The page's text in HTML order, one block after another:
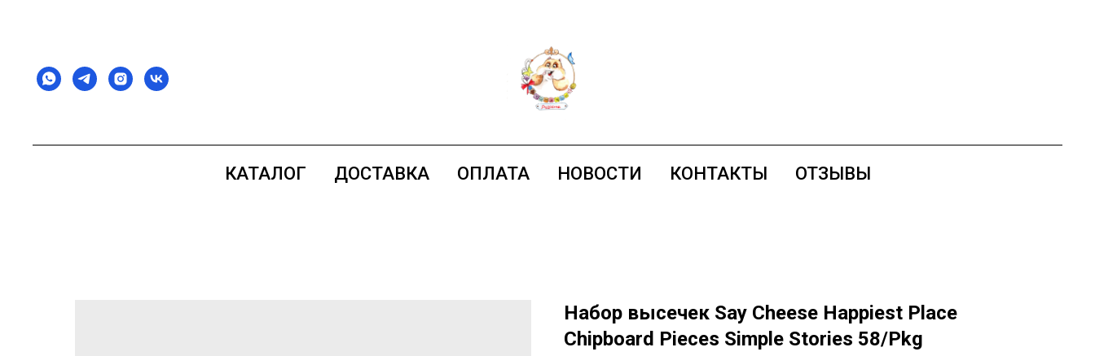
КАТАЛОГ ДОСТАВКА ОПЛАТА НОВОСТИ КОНТАКТЫ ОТЗЫВЫ
Набор высечек Say Cheese Happiest Place
Chipboard Pieces Simple Stories 58/Pkg